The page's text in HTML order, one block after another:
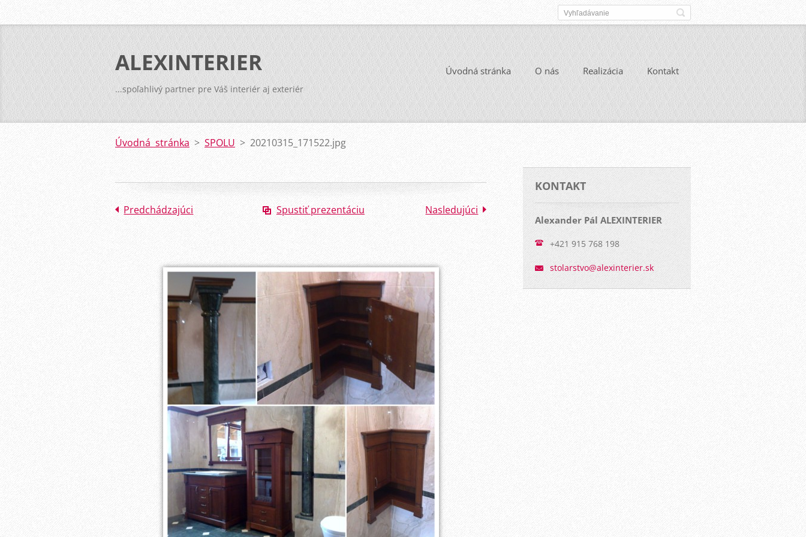
ALEXINTERIER
...spoľahlivý partner pre Váš interiér aj exteriér
Úvodná stránka O nás Realizácia Kontakt
Úvodná stránka > SPOLU > 20210315_171522.jpg
Predchádzajúci Spustiť prezentáciu Nasledujúci
KONTAKT
Alexander Pál ALEXINTERIER
+421 915 768 198
stolarstvo@alexinterier.sk